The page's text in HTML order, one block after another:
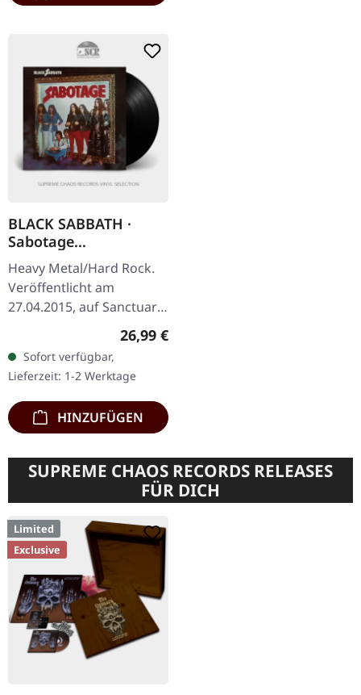
BLACK SABBATH ·
Sabotage
(Remastered) | BLACK
LP
Heavy Metal/Hard Rock.
Veröffentlicht am
27.04.2015, auf Sanctuary
Records. Schwarzes Vinyl,
remastered. Das 1975
veröffentlichte
"Sabotage" gilt als…
Regulärer Preis:
26,99 €
Sofort verfügbar,
Lieferzeit: 1-2 Werktage
HINZUFÜGEN
SUPREME CHAOS RECORDS RELEASES
FÜR DICH
Limited
Exclusive